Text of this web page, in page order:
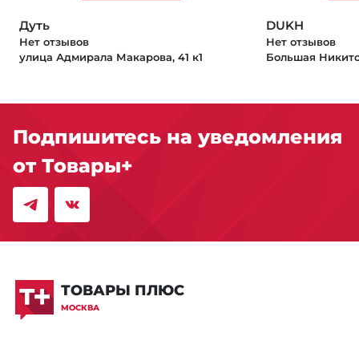
Дуть
Нет отзывов
улица Адмирала Макарова, 41 к1
DUKH
Нет отзывов
Большая
Подпишитесь на уведомления
от Товары+
ТОВАРЫ ПЛЮС
МОСКВА